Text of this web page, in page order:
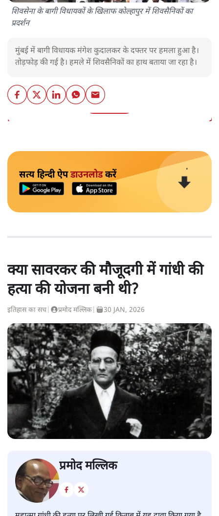
शिवसेना के बागी विधायकों के खिलाफ कोल्हापुर में शिवसैनिकों का
प्रदर्शन
मुंबई में बागी विधायक मंगेश कुदालकर के दफ्तर पर हमला हुआ है।
तोड़फोड़ की गई है। हमले में शिवसैनिकों का हाथ बताया जा रहा है।
https://twitter.com/ANI/status/
और पढ़ें
सत्य हिन्दी ऐपडाउनलोडकरें
क्या सावरकर की मौजूदगी में गांधी की
हत्या की योजना बनी थी?
इतिहास का सच प्रमोद मल्लिक 30 JAN, 2026
प्रमोद मल्लिक